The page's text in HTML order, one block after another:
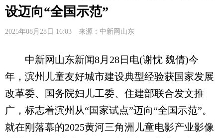
设迈向“全国示范”
2025年08月28日 16:03 来源：中新网山东
中新网山东新闻8月28日电(谢忱 魏倩)今
年，滨州儿童友好城市建设典型经验获国家发展
改革委、国务院妇儿工委、住建部联合发文推
广，标志着滨州从“国家试点”迈向“全国示范”。
就在刚落幕的2025黄河三角洲儿童电影产业影像